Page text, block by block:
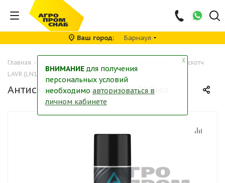
Ваш город Барнаул
Главная -
Антискотч
LAVR (LN1746) 210мл.
Антискотч LAVR (LN1746) 210мл.
╳
ВНИМАНИЕ для получения
персональных условий
необходимо авторизоваться в
личном кабинете